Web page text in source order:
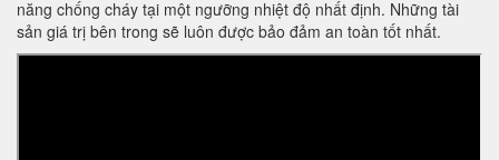
năng chống cháy tại một ngưỡng nhiệt độ nhất định. Những tài
sản giá trị bên trong sẽ luôn được bảo đảm an toàn tốt nhất.